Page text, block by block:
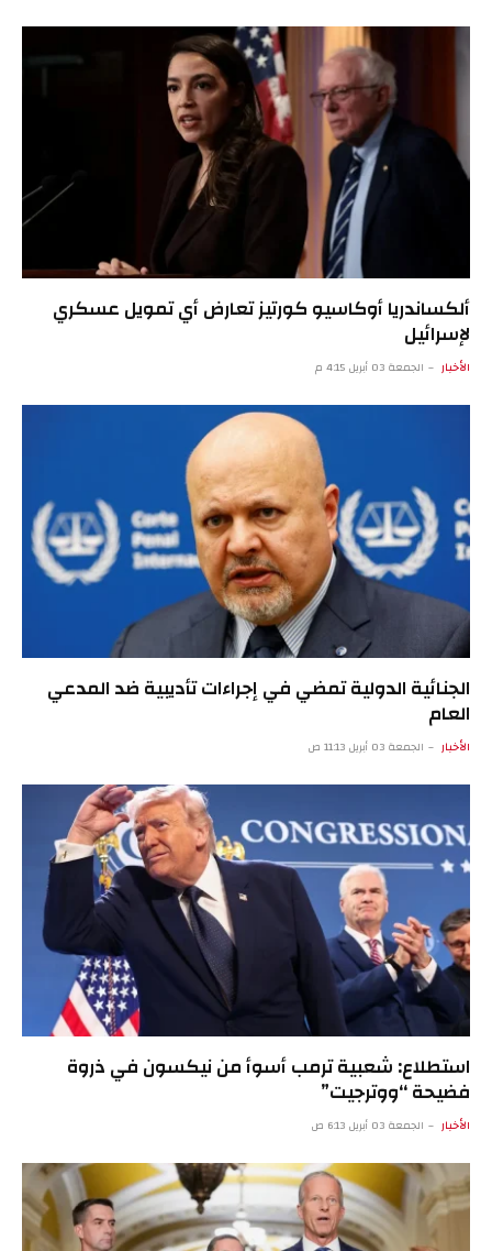
ألكساندريا أوكاسيو كورتيز تعارض أي تمويل عسكري
لإسرائيل
الأخبار الجمعة 03 أبريل 4:15 م
الجنائية الدولية تمضي في إجراءات تأديبية ضد المدعي
العام
الأخبار الجمعة 03 أبريل 11:13 ص
استطلاع: شعبية ترمب أسوأ من نيكسون في ذروة
فضيحة “ووترجيت”
الأخبار الجمعة 03 أبريل 6:13 ص